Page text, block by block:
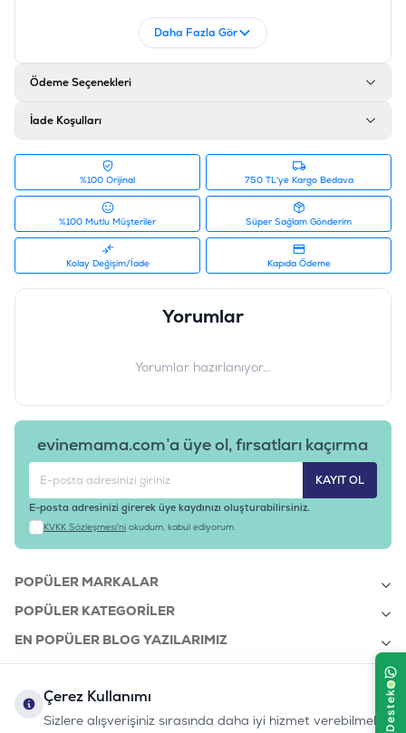
Tavuk Suyu, Tavuk Göğsü, Somon Yağı, Yumurta Akı,
Havuç, Kabak, Deniz Yosunu, Tapyoka Nişastası,
Kalsiyum Karbonat, Taurin, Tuz, Glisin, Vitamin E
Ham Protein: %6.5, Ham Yağ: %0.1, Ham Kül: %1.5,
Ham Lif: %1.5, Nem: %92
Ürün Filtreleri
Barkod
:
6927749871682
Tedarikçi Ürün Kodu
Daha Fazla Gör
Ödeme Seçenekleri
İade Koşulları
%100 Orijinal 750 TL'ye Kargo Bedava
%100 Mutlu Müşteriler Süper Sağlam Gönderim
Kolay Değişim/İade Kapıda Ödeme
Yorumlar
Yorumlar hazırlanıyor...
evinemama.com’a üye ol, fırsatları kaçırma
KAYIT OL
E-posta adresinizi girerek üye kaydınızı oluşturabilirsiniz.
KVKK Sözleşmesi'ni okudum, kabul ediyorum.
POPÜLER MARKALAR
POPÜLER KATEGORILER
EN POPÜLER BLOG YAZILARIMIZ
KURUMSAL
Çerez Kullanımı
Sizlere alışverişiniz sırasında daha iyi hizmet verebilmek